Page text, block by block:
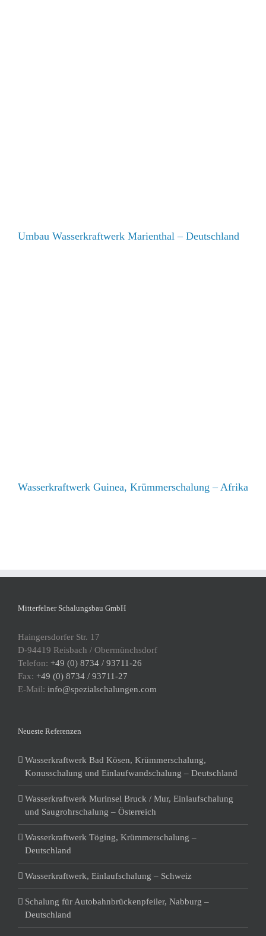
Umbau Wasserkraftwerk Marienthal – Deutschland
Wasserkraftwerk Guinea, Krümmerschalung – Afrika
Mitterfelner Schalungsbau GmbH
Haingersdorfer Str. 17
D-94419 Reisbach / Obermünchsdorf
Telefon: +49 (0) 8734 / 93711-26
Fax: +49 (0) 8734 / 93711-27
E-Mail: info@spezialschalungen.com
Neueste Referenzen
Wasserkraftwerk Bad Kösen, Krümmerschalung,
Konusschalung und Einlaufwandschalung – Deutschland
Wasserkraftwerk Murinsel Bruck / Mur, Einlaufschalung
und Saugrohrschalung – Österreich
Wasserkraftwerk Töging, Krümmerschalung –
Deutschland
Wasserkraftwerk, Einlaufschalung – Schweiz
Schalung für Autobahnbrückenpfeiler, Nabburg –
Deutschland